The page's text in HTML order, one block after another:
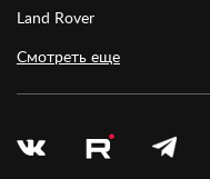
Land Rover
Смотреть еще